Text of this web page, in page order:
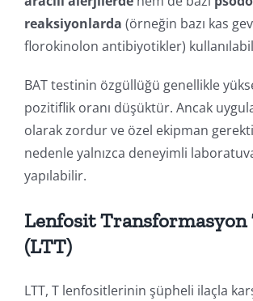
reaksiyonlarda (örneğin bazı kas
florokinolon antibiyotikler)
BAT testinin özgüllüğü genellikle
pozitiflik oranı düşüktür. Ancak
olarak zordur ve özel ekipman
nedenle yalnızca deneyimli
yapılabilir.
Lenfosit Transformasyon
(LTT)
LTT, T lenfositlerinin şüpheli ilaçla